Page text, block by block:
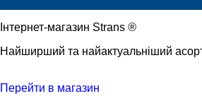
Iнтернет-магазин Strans ®
Найширший та найактуальніший
Перейти в магазин